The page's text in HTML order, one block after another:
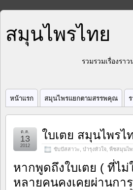
สมุนไพรไทย
รวมรวมเรื่องรา
หน้าแรก สมุนไพรแยกตามสรรพคุณ
ใบเตย สมุนไพร
ขับปัสสาวะ บำรุงหัวใจ พืชสมุนไพ
ต.ค.
13
2012
หากพูดถึงใบเตย ( ที่ไ
หลายคนคงเคยผ่านกา